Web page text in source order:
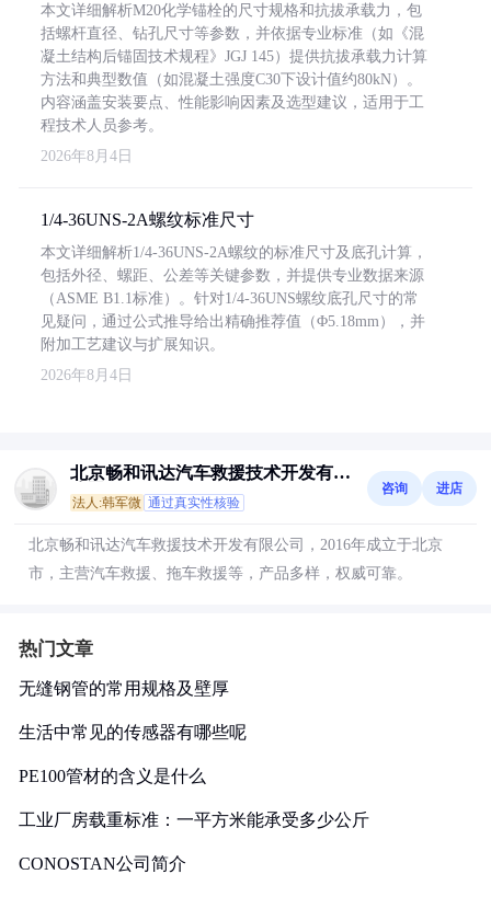
本文详细解析M20化学锚栓的尺寸规格和抗拔承载力，包
括螺杆直径、钻孔尺寸等参数，并依据专业标准（如《混
凝土结构后锚固技术规程》JGJ 145）提供抗拔承载力计算
方法和典型数值（如混凝土强度C30下设计值约80kN）。
内容涵盖安装要点、性能影响因素及选型建议，适用于工
程技术人员参考。
2026年8月4日
1/4-36UNS-2A螺纹标准尺寸
本文详细解析1/4-36UNS-2A螺纹的标准尺寸及底孔计算，
包括外径、螺距、公差等关键参数，并提供专业数据来源
（ASME B1.1标准）。针对1/4-36UNS螺纹底孔尺寸的常
见疑问，通过公式推导给出精确推荐值（Φ5.18mm），并
附加工艺建议与扩展知识。
2026年8月4日
北京畅和讯达汽车救援技术开发有限
公司
法人:韩军微 通过真实性核验
咨询 进店
北京畅和讯达汽车救援技术开发有限公司，2016年成立于北京
市，主营汽车救援、拖车救援等，产品多样，权威可靠。
热门文章
无缝钢管的常用规格及壁厚
生活中常见的传感器有哪些呢
PE100管材的含义是什么
工业厂房载重标准：一平方米能承受多少公斤
CONOSTAN公司简介